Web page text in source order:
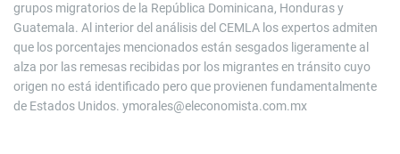
grupos migratorios de la República Dominicana, Honduras y
Guatemala. Al interior del análisis del CEMLA los expertos admiten
que los porcentajes mencionados están sesgados ligeramente al
alza por las remesas recibidas por los migrantes en tránsito cuyo
origen no está identificado pero que provienen fundamentalmente
de Estados Unidos. ymorales@eleconomista.com.mx